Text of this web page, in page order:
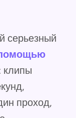
серьезный
помощью
клипы
проход,